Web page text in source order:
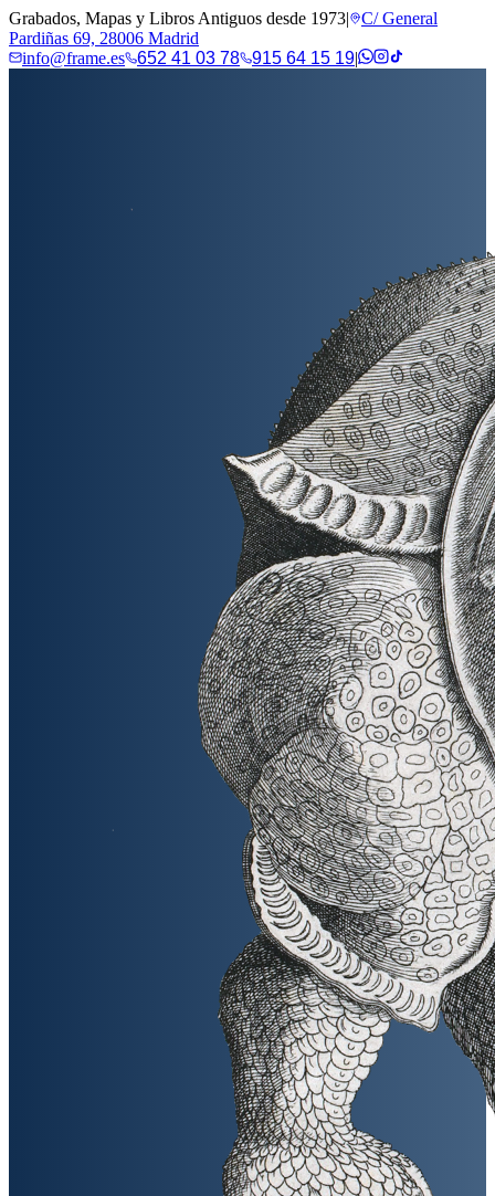
Grabados, Mapas y Libros Antiguos desde 1973|
C/ General
Pardiñas 69, 28006 Madrid
info@frame.es
652 41 03 78 915 64 15 19|